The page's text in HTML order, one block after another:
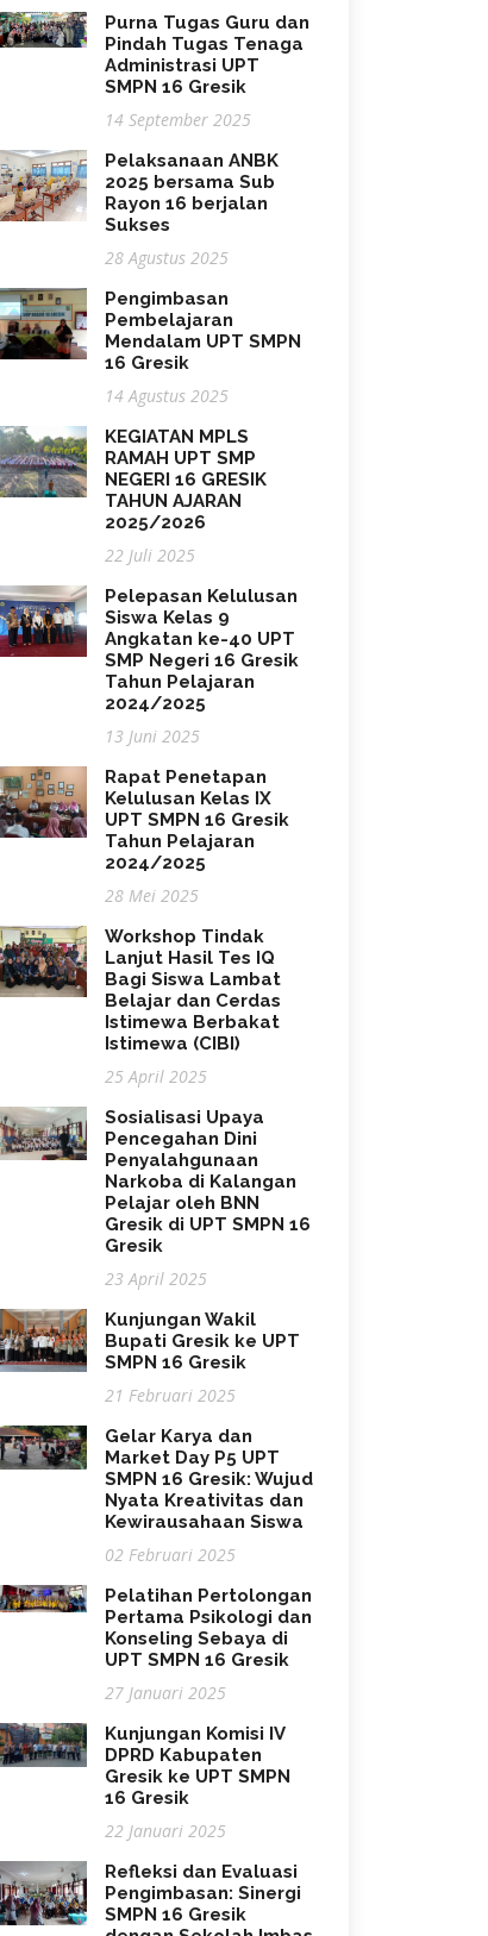
Purna Tugas Guru dan
Pindah Tugas Tenaga
Administrasi UPT
SMPN 16 Gresik
14 September 2025
Pelaksanaan ANBK
2025 bersama Sub
Rayon 16 berjalan
Sukses
28 Agustus 2025
Pengimbasan
Pembelajaran
Mendalam UPT SMPN
16 Gresik
14 Agustus 2025
KEGIATAN MPLS
RAMAH UPT SMP
NEGERI 16 GRESIK
TAHUN AJARAN
2025/2026
22 Juli 2025
Pelepasan Kelulusan
Siswa Kelas 9
Angkatan ke-40 UPT
SMP Negeri 16 Gresik
Tahun Pelajaran
2024/2025
13 Juni 2025
Rapat Penetapan
Kelulusan Kelas IX
UPT SMPN 16 Gresik
Tahun Pelajaran
2024/2025
28 Mei 2025
Workshop Tindak
Lanjut Hasil Tes IQ
Bagi Siswa Lambat
Belajar dan Cerdas
Istimewa Berbakat
Istimewa (CIBI)
25 April 2025
Sosialisasi Upaya
Pencegahan Dini
Penyalahgunaan
Narkoba di Kalangan
Pelajar oleh BNN
Gresik di UPT SMPN 16
Gresik
23 April 2025
Kunjungan Wakil
Bupati Gresik ke UPT
SMPN 16 Gresik
21 Februari 2025
Gelar Karya dan
Market Day P5 UPT
SMPN 16 Gresik: Wujud
Nyata Kreativitas dan
Kewirausahaan Siswa
02 Februari 2025
Pelatihan Pertolongan
Pertama Psikologi dan
Konseling Sebaya di
UPT SMPN 16 Gresik
27 Januari 2025
Kunjungan Komisi IV
DPRD Kabupaten
Gresik ke UPT SMPN
16 Gresik
22 Januari 2025
Refleksi dan Evaluasi
Pengimbasan: Sinergi
SMPN 16 Gresik